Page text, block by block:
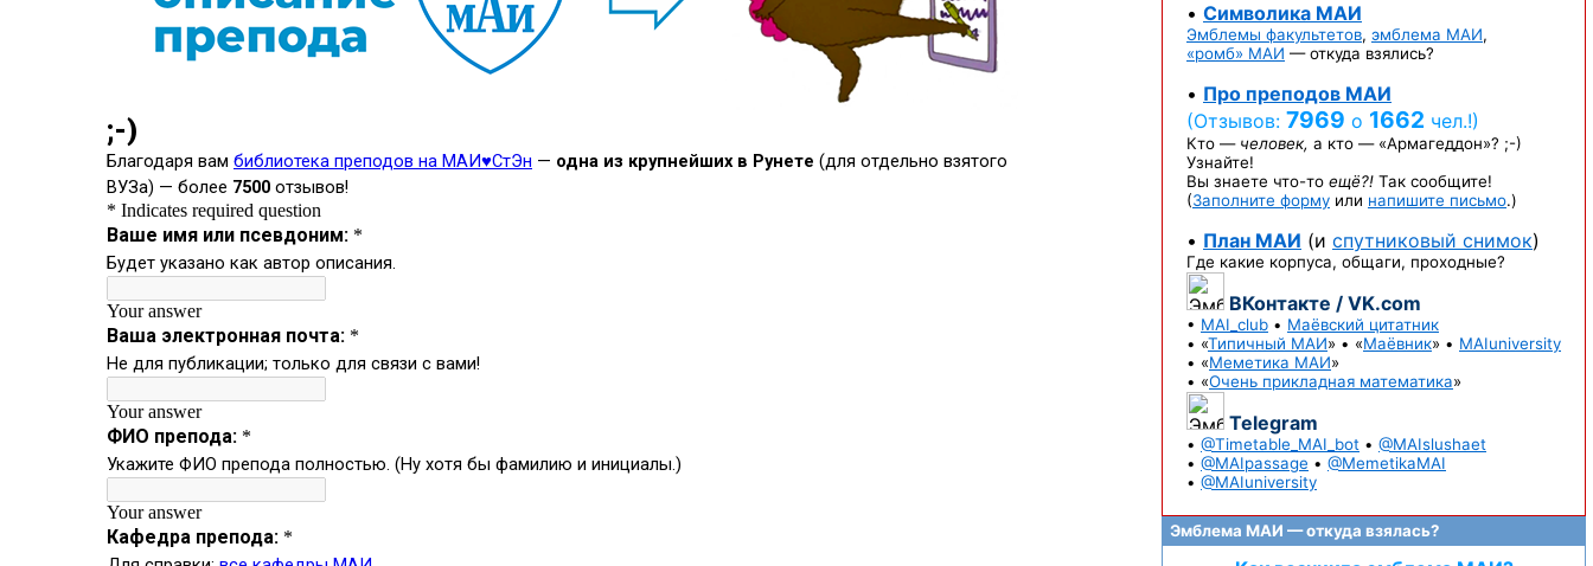
• Символика МАИ
Эмблемы факультетов, эмблема МАИ,
«ромб» МАИ — откуда взялись?
• Про преподов МАИ
(Отзывов: 7969 о 1662 чел.!)
Кто — человек, а кто — «Армагеддон»? ;-)
Узнайте!
Вы знаете что-то ещё?! Так сообщите!
(Заполните форму или напишите письмо.)
• План МАИ (и спутниковый снимок)
Где какие корпуса, общаги, проходные?
ВКонтакте / VK.com
• MAI_club • Маёвский цитатник
• «Типичный МАИ» • «Маёвник» • MAIuniversity
• «Меметика МАИ»
• «Очень прикладная математика»
Telegram
• @Timetable_MAI_bot • @MAIslushaet
• @MAIpassage • @MemetikaMAI
• @MAIuniversity
Эмблема МАИ — откуда взялась?